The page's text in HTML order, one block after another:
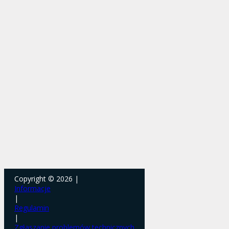
Copyright © 2026 |
Informacje
|
Regulamin
|